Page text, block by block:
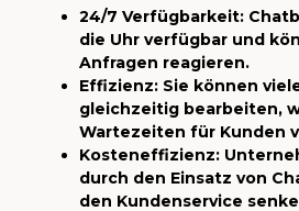
24/7 Verfügbarkeit:
die Uhr verfügbar und
Anfragen reagieren.
Effizienz: Sie können
gleichzeitig bearbeiten,
Wartezeiten für Kunden
Kosteneffizienz:
durch den Einsatz von
den Kundenservice